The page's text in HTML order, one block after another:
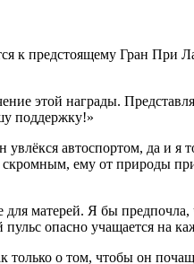
к предстоящему Гран При
этой награды.
поддержку!»
автоспортом, да и я
ему от природы
матерей. Я бы
опасно учащается на
только о том, чтобы он